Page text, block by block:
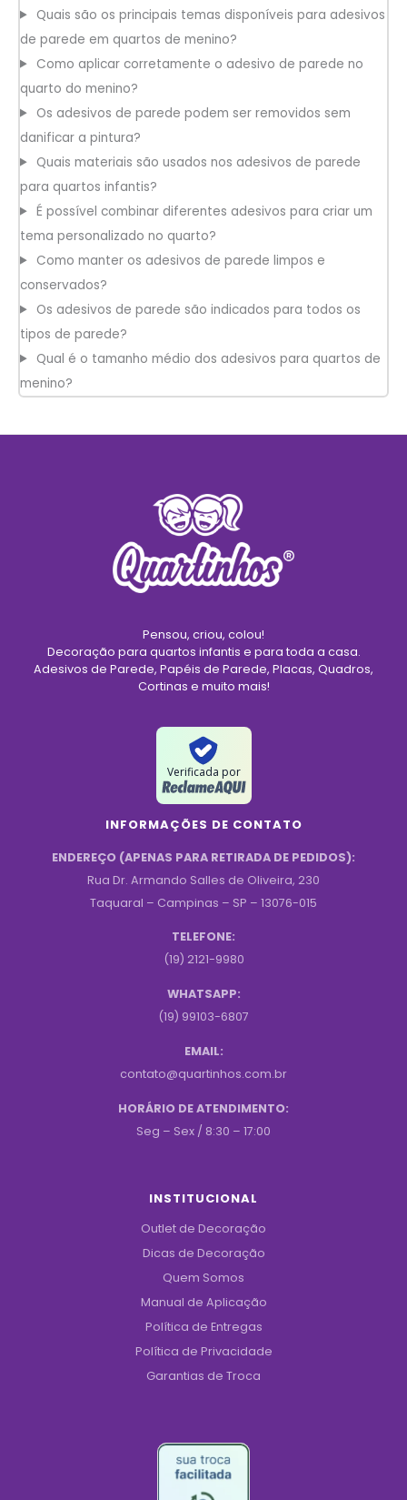
Quais são os principais temas disponíveis para adesivos
de parede em quartos de menino?
Como aplicar corretamente o adesivo de parede no
quarto do menino?
Os adesivos de parede podem ser removidos sem
danificar a pintura?
Quais materiais são usados nos adesivos de parede
para quartos infantis?
É possível combinar diferentes adesivos para criar um
tema personalizado no quarto?
Como manter os adesivos de parede limpos e
conservados?
Os adesivos de parede são indicados para todos os
tipos de parede?
Qual é o tamanho médio dos adesivos para quartos de
menino?
Pensou, criou, colou!
Decoração para quartos infantis e para toda a casa.
Adesivos de Parede, Papéis de Parede, Placas, Quadros,
Cortinas e muito mais!
Verificada por
INFORMAÇÕES DE CONTATO
ENDEREÇO (APENAS PARA RETIRADA DE PEDIDOS):
Rua Dr. Armando Salles de Oliveira, 230
Taquaral – Campinas – SP – 13076-015
TELEFONE:
(19) 2121-9980
WHATSAPP:
(19) 99103-6807
EMAIL:
contato@quartinhos.com.br
HORÁRIO DE ATENDIMENTO:
Seg – Sex / 8:30 – 17:00
INSTITUCIONAL
Outlet de Decoração
Dicas de Decoração
Quem Somos
Manual de Aplicação
Política de Entregas
Política de Privacidade
Garantias de Troca